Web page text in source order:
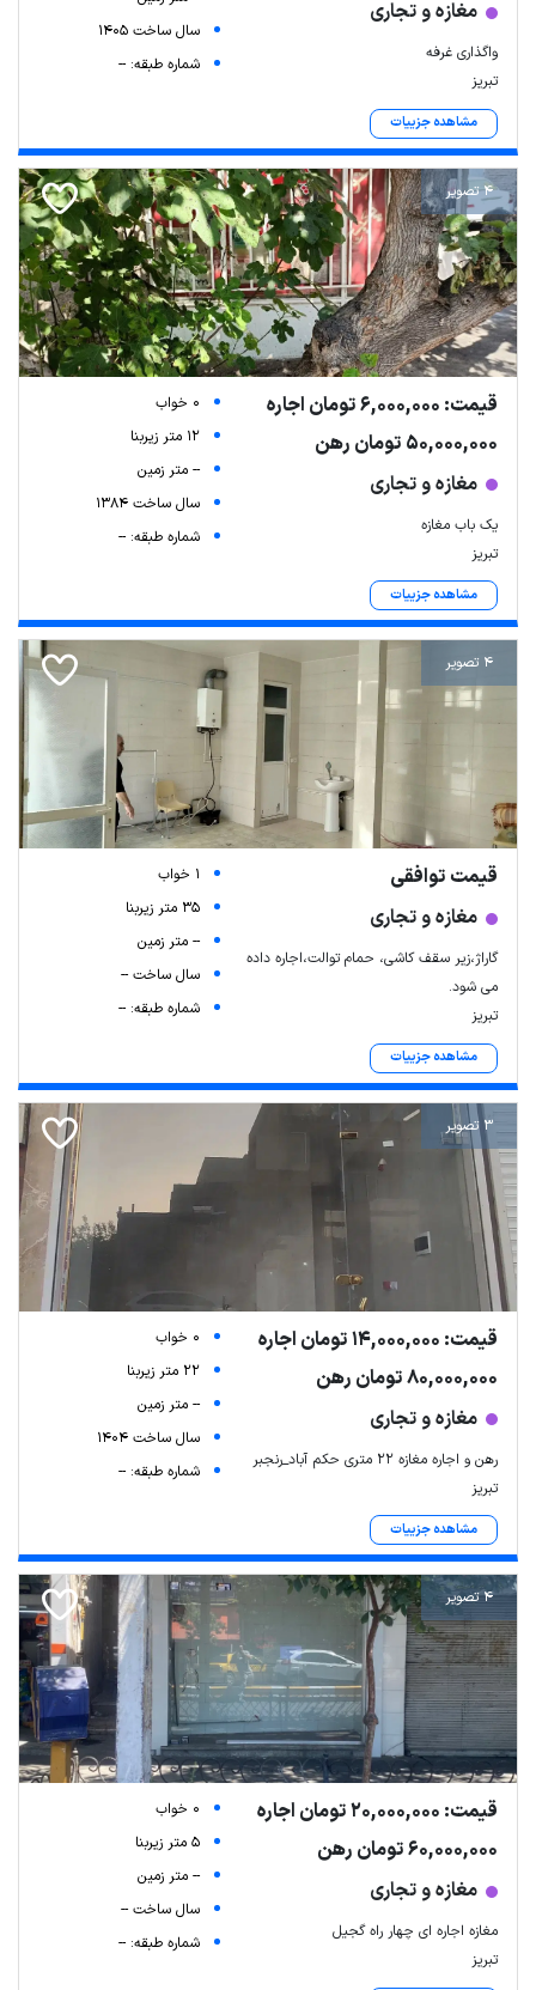
مغازه و تجاری
واگذاری غرفه
تبریز
مشاهده جزییات
سال ساخت 1405
شماره طبقه: --
4 تصویر
قیمت: 6,000,000 تومان اجاره
50,000,000 تومان رهن
مغازه و تجاری
یک باب مغازه
تبریز
مشاهده جزییات
0 خواب
12 متر زیربنا
-- متر زمین
سال ساخت 1384
شماره طبقه: --
4 تصویر
قیمت توافقی
مغازه و تجاری
گاراژ،زیر سقف کاشی، حمام توالت،اجاره داده
می شود.
تبریز
مشاهده جزییات
1 خواب
35 متر زیربنا
-- متر زمین
سال ساخت --
شماره طبقه: --
3 تصویر
قیمت: 14,000,000 تومان اجاره
80,000,000 تومان رهن
مغازه و تجاری
رهن و اجاره مغازه ۲۲ متری حکم آباد_رنجبر
تبریز
مشاهده جزییات
0 خواب
22 متر زیربنا
-- متر زمین
سال ساخت 1404
شماره طبقه: --
4 تصویر
قیمت: 20,000,000 تومان اجاره
60,000,000 تومان رهن
مغازه و تجاری
مغازه اجاره ای چهار راه گجیل
تبریز
0 خواب
5 متر زیربنا
-- متر زمین
سال ساخت --
شماره طبقه: --